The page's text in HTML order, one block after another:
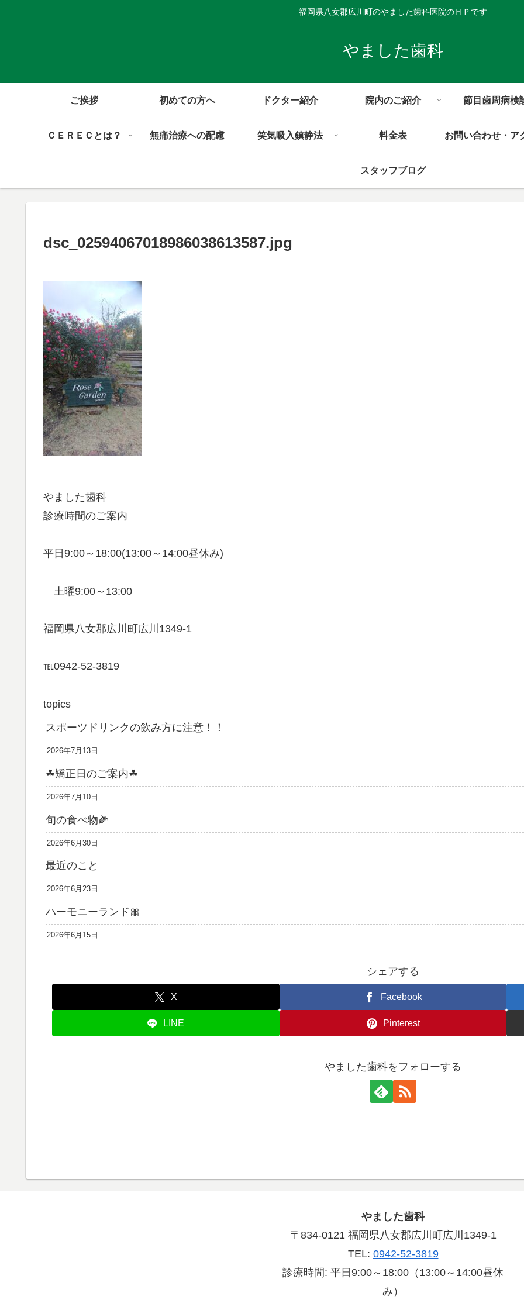
福岡県八女郡広川町のやました歯科医院のＨＰです
やました歯科
ご挨拶 初めての方へ ドクター紹介 院内のご紹介 節目歯周病検
ＣＥＲＥＣとは？ 無痛治療への配慮 笑気吸入鎮静法 料金表 お問い合わせ・ア
スタッフブログ
dsc_02594067018986038613587.jpg
やました歯科
診療時間のご案内
平日9:00～18:00(13:00～14:00昼休み)
土曜9:00～13:00
福岡県八女郡広川町広川1349-1
℡0942-52-3819
topics
スポーツドリンクの飲み方に注意！！
2026年7月13日
☘矯正日のご案内☘
2026年7月10日
旬の食べ物🌽
2026年6月30日
最近のこと
2026年6月23日
ハーモニーランド🎀
2026年6月15日
シェアする
X Facebook
LINE Pinterest
やました歯科をフォローする
やました歯科
〒834-0121 福岡県八女郡広川町広川1349-1
TEL: 0942-52-3819
診療時間: 平日9:00～18:00（13:00～14:00昼休
み）